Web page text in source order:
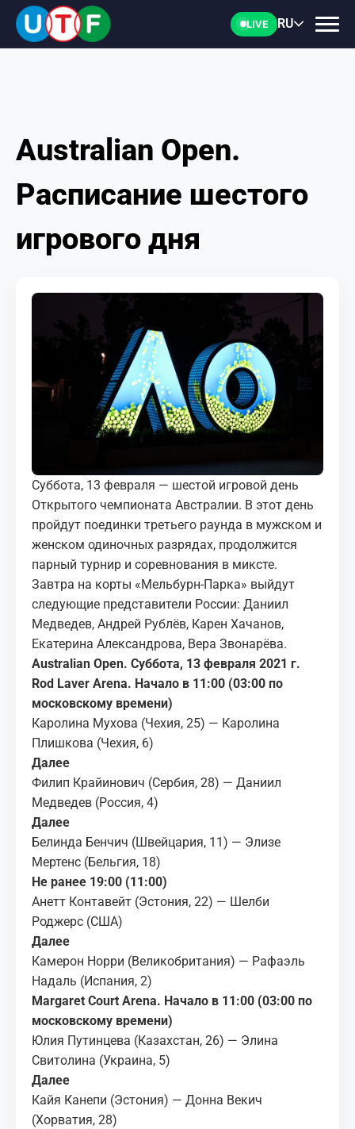
LIVE RU
ГЛАВНАЯ
ФТУ
НОВОСТИ
КОРТЫ
UZ-PIN
Australian Open.
Расписание шестого
игрового дня
Суббота, 13 февраля — шестой игровой день
Открытого чемпионата Австралии. В этот день
пройдут поединки третьего раунда в мужском и
женском одиночных разрядах, продолжится
парный турнир и соревнования в миксте.
Завтра на корты «Мельбурн-Парка» выйдут
следующие представители России: Даниил
Медведев, Андрей Рублёв, Карен Хачанов,
Екатерина Александрова, Вера Звонарёва.
Australian Open. Суббота, 13 февраля 2021 г.
Rod Laver Arena. Начало в 11:00 (03:00 по
московскому времени)
Каролина Мухова (Чехия, 25) — Каролина
Плишкова (Чехия, 6)
Далее
Филип Крайинович (Сербия, 28) — Даниил
Медведев (Россия, 4)
Далее
Белинда Бенчич (Швейцария, 11) — Элизе
Мертенс (Бельгия, 18)
Не ранее 19:00 (11:00)
Анетт Контавейт (Эстония, 22) — Шелби
Роджерс (США)
Далее
Камерон Норри (Великобритания) — Рафаэль
Надаль (Испания, 2)
Margaret Court Arena. Начало в 11:00 (03:00 по
московскому времени)
Юлия Путинцева (Казахстан, 26) — Элина
Свитолина (Украина, 5)
Далее
Кайя Канепи (Эстония) — Донна Векич
(Хорватия, 28)